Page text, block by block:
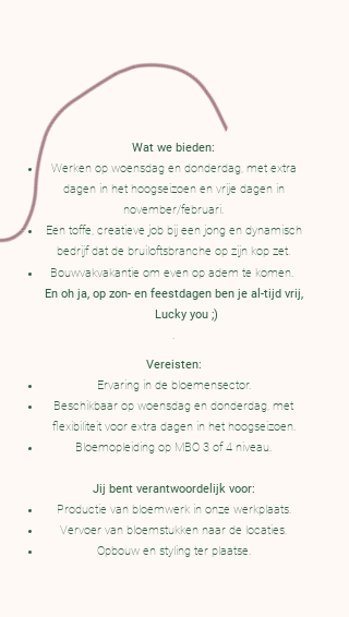
Wat we bieden:
Werken op woensdag en donderdag, met extra
dagen in het hoogseizoen en vrije dagen in
november/februari.
Een toffe, creatieve job bij een jong en dynamisch
bedrijf dat de bruiloftsbranche op zijn kop zet.
Bouwvakvakantie om even op adem te komen.
En oh ja, op zon- en feestdagen ben je al-tijd vrij,
Lucky you ;)
.
Vereisten:
Ervaring in de bloemensector.
Beschikbaar op woensdag en donderdag, met
flexibiliteit voor extra dagen in het hoogseizoen.
Bloemopleiding op MBO 3 of 4 niveau.
Jij bent verantwoordelijk voor:
Productie van bloemwerk in onze werkplaats.
Vervoer van bloemstukken naar de locaties.
Opbouw en styling ter plaatse.